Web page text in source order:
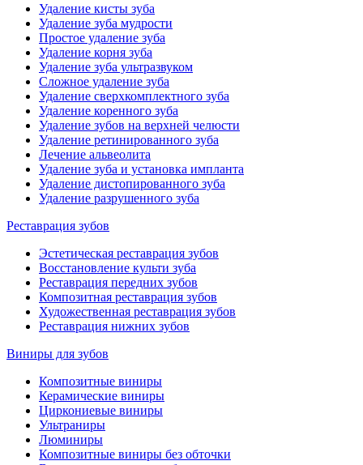
Удаление кисты зуба
Удаление зуба мудрости
Простое удаление зуба
Удаление корня зуба
Удаление зуба ультразвуком
Сложное удаление зуба
Удаление сверхкомплектного зуба
Удаление коренного зуба
Удаление зубов на верхней челюсти
Удаление ретинированного зуба
Лечение альвеолита
Удаление зуба и установка импланта
Удаление дистопированного зуба
Удаление разрушенного зуба
Реставрация зубов
Эстетическая реставрация зубов
Восстановление культи зуба
Реставрация передних зубов
Композитная реставрация зубов
Художественная реставрация зубов
Реставрация нижних зубов
Виниры для зубов
Композитные виниры
Керамические виниры
Циркониевые виниры
Ультраниры
Люминиры
Композитные виниры без обточки